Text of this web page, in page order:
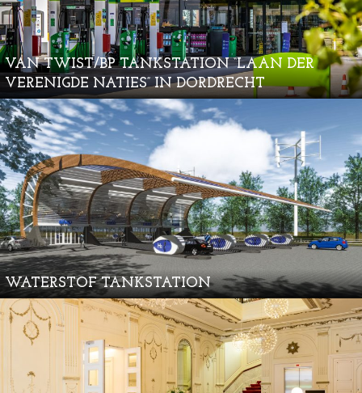
VAN TWIST/BP TANKSTATION “LAAN DER
VERENIGDE NATIES” IN DORDRECHT
WATERSTOF TANKSTATION